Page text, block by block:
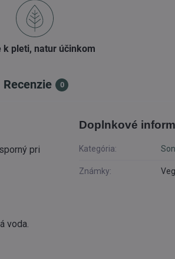
k pleti, natur účinkom
Recenzie 0
pri
voda.
Doplnkové
Kategória:
Známky: